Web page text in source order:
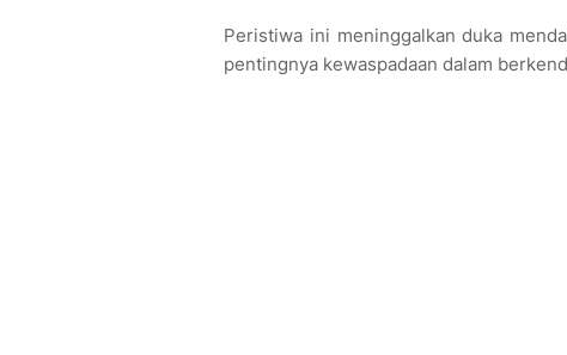
Peristiwa ini meninggalkan duka
pentingnya kewaspadaan dalam